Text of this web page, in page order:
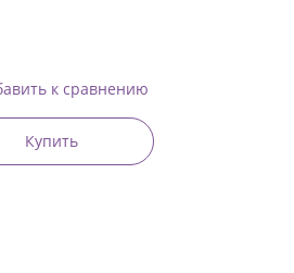
к сравнению
Купить